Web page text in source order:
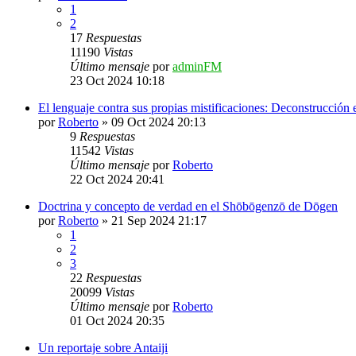
1
2
17 Respuestas
11190 Vistas
Último mensaje poradminFM
23 Oct 2024 10:18
El lenguaje contra sus propias mistificaciones:
porRoberto » 09 Oct 2024 20:13
9 Respuestas
11542 Vistas
Último mensaje porRoberto
22 Oct 2024 20:41
Doctrina y concepto de verdad en el Shōbōgenzō de Dōgen
porRoberto » 21 Sep 2024 21:17
1
2
3
22 Respuestas
20099 Vistas
Último mensaje porRoberto
01 Oct 2024 20:35
Un reportaje sobre Antaiji